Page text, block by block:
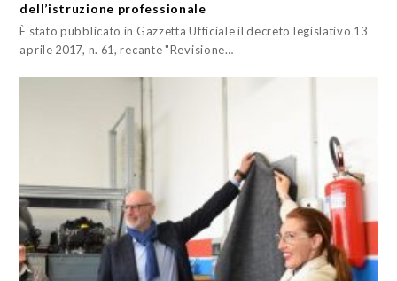
dell’istruzione professionale
È stato pubblicato in Gazzetta Ufficiale il decreto legislativo 13
aprile 2017, n. 61, recante "Revisione…